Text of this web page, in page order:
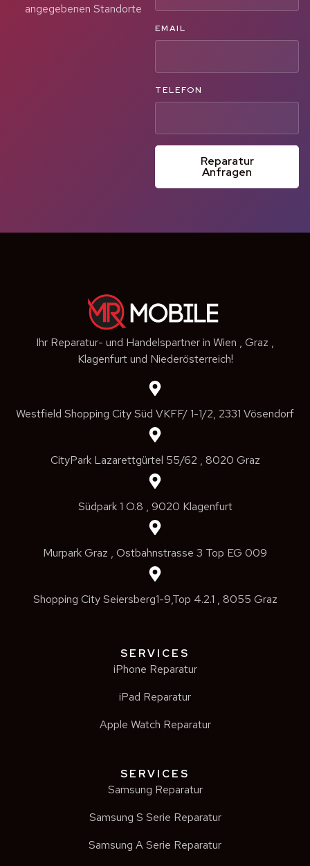
angegebenen Standorte
EMAIL
TELEFON
Reparatur
Anfragen
Ihr Reparatur- und Handelspartner in Wien , Graz ,
Klagenfurt und Niederösterreich!
Westfield Shopping City Süd VKFF/ 1-1/2, 2331 Vösendorf
CityPark Lazarettgürtel 55/62 , 8020 Graz
Südpark 1 O.8 , 9020 Klagenfurt
Murpark Graz , Ostbahnstrasse 3 Top EG 009
Shopping City Seiersberg1-9,Top 4.2.1 , 8055 Graz
SERVICES
iPhone Reparatur
iPad Reparatur
Apple Watch Reparatur
SERVICES
Samsung Reparatur
Samsung S Serie Reparatur
Samsung A Serie Reparatur